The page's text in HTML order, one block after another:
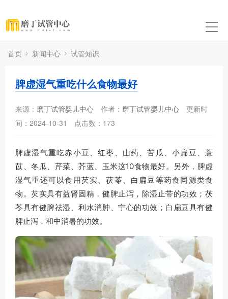
首页 新闻中心 试管知识
脾虚湿气重吃什么食物最好
来源： 磨丁试管婴儿中心 作者： 磨丁试管婴儿中心
更新时
间：2024-10-31
点击数： 173
脾虚湿气重吃赤小豆、红枣、山药、苦瓜、小扁豆、薏
苡、冬瓜、芹菜、芥蓝、玉米这10食物最好。另外，脾虚
湿气重还可以食用芡实、茯苓、白扁豆等药食同源类食
物。芡实具有益肾固精，健脾止泻，除湿止带的功效；茯
苓具有健脾祛湿、利水消肿、宁心的功效；白扁豆具有健
脾止泻，和中消暑的功效。